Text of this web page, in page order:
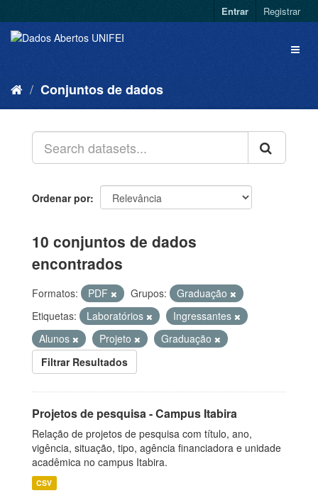
Entrar Registrar
Conjuntos de dados
Ordenar por
10 conjuntos de dados
encontrados
Formatos: PDF Grupos:
Graduação
Etiquetas:
Laboratórios
Ingressantes
Alunos
Projeto
Graduação
Filtrar Resultados
Projetos de pesquisa - Campus Itabira
Relação de projetos de pesquisa com título, ano,
vigência, situação, tipo, agência financiadora e unidade
acadêmica no campus Itabira.
CSV